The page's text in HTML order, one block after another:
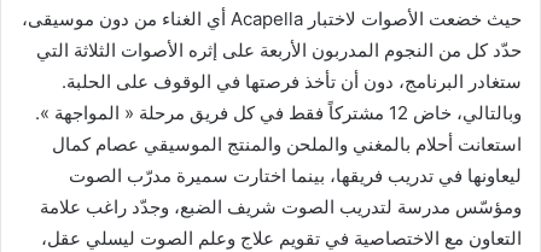
حيث خضعت الأصوات لاختبار Acapella أي الغناء من دون موسيقى،
حدّد كل من النجوم المدربون الأربعة على إثره الأصوات الثلاثة التي
ستغادر البرنامج، دون أن تأخذ فرصتها في الوقوف على الحلبة.
وبالتالي، خاض 12 مشتركاً فقط في كل فريق مرحلة « المواجهة ».
استعانت أحلام بالمغني والملحن والمنتج الموسيقي عصام كمال
ليعاونها في تدريب فريقها، بينما اختارت سميرة مدرّب الصوت
ومؤسّس مدرسة لتدريب الصوت شريف الضبع، وجدّد راغب علامة
التعاون مع الاختصاصية في تقويم علاج وعلم الصوت ليسلي عقل،